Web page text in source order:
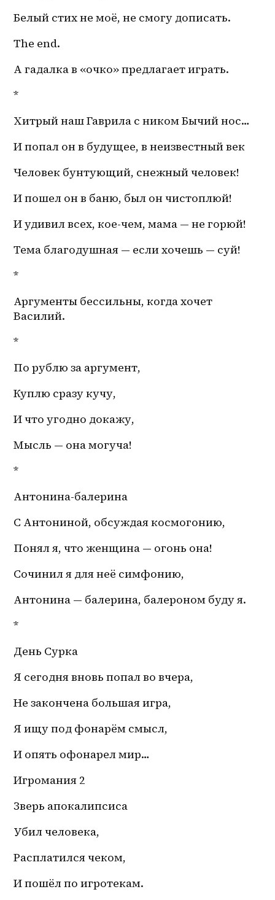
Белый стих не моё, не смогу дописать.
The end.
А гадалка в «очко» предлагает играть.
*
Хитрый наш Гаврила с ником Бычий нос…
И попал он в будущее, в неизвестный век
Человек бунтующий, снежный человек!
И пошел он в баню, был он чистоплюй!
И удивил всех, кое-чем, мама — не горюй!
Тема благодушная — если хочешь — суй!
*
Аргументы бессильны, когда хочет
Василий.
*
По рублю за аргумент,
Куплю сразу кучу,
И что угодно докажу,
Мысль — она могуча!
*
Антонина-балерина
С Антониной, обсуждая космогонию,
Понял я, что женщина — огонь она!
Сочинил я для неё симфонию,
Антонина — балерина, балероном буду я.
*
День Сурка
Я сегодня вновь попал во вчера,
Не закончена большая игра,
Я ищу под фонарём смысл,
И опять офонарел мир…
Игромания 2
Зверь апокалипсиса
Убил человека,
Расплатился чеком,
И пошёл по игротекам.